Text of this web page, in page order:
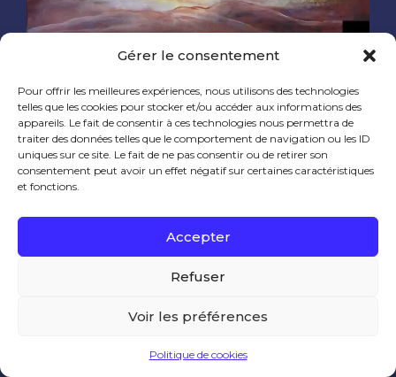
Gérer le consentement
Pour offrir les meilleures expériences, nous utilisons des technologies
telles que les cookies pour stocker et/ou accéder aux informations des
appareils. Le fait de consentir à ces technologies nous permettra de
traiter des données telles que le comportement de navigation ou les ID
uniques sur ce site. Le fait de ne pas consentir ou de retirer son
consentement peut avoir un effet négatif sur certaines caractéristiques
et fonctions.
Accepter
Refuser
Voir les préférences
Politique de cookies
0 likes
© Marie Desaulles 2020
Ce site utilise des cookies pour améliorer votre